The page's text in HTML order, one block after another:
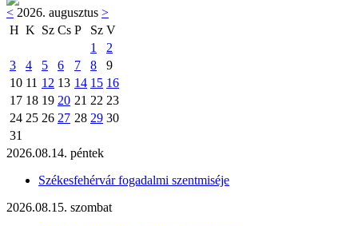
< 2026. augusztus >
H K Sz Cs P Sz V
1
2
3
4 5 6 7 8
9
10 11 12 13 14 15 16
17 18 19 20 21 22 23
24 25 26 27 28 29 30
31
2026.08.14. péntek
Székesfehérvár fogadalmi szentmiséje
2026.08.15. szombat